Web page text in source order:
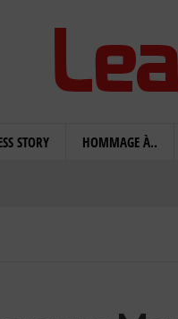
STORY HOMMAGE À..